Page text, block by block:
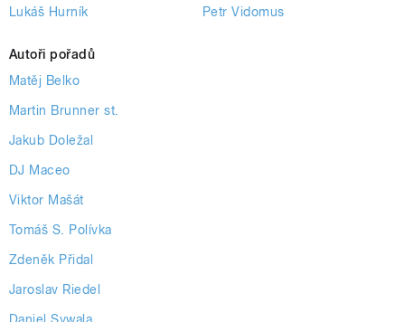
Lukáš Hurník
Petr Vidomus
Autoři pořadů
Matěj Belko
Martin Brunner st.
Jakub Doležal
DJ Maceo
Viktor Mašát
Tomáš S. Polívka
Zdeněk Přidal
Jaroslav Riedel